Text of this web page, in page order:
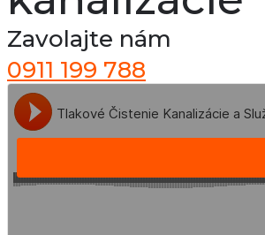
Zavolajte nám
0911 199 788